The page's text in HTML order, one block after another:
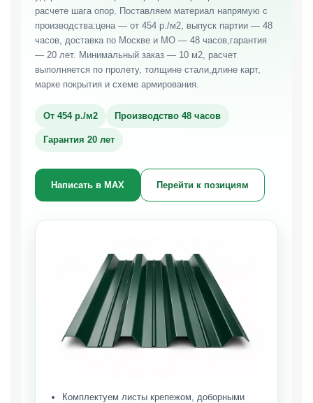
расчете шага опор. Поставляем материал напрямую с
производства:цена — от 454 р./м2, выпуск партии — 48
часов, доставка по Москве и МО — 48 часов,гарантия
— 20 лет. Минимальный заказ — 10 м2, расчет
выполняется по пролету, толщине стали,длине карт,
марке покрытия и схеме армирования.
От 454 р./м2 Производство 48 часов
Гарантия 20 лет
Написать в MAX Перейти к позициям
Комплектуем листы крепежом, доборными